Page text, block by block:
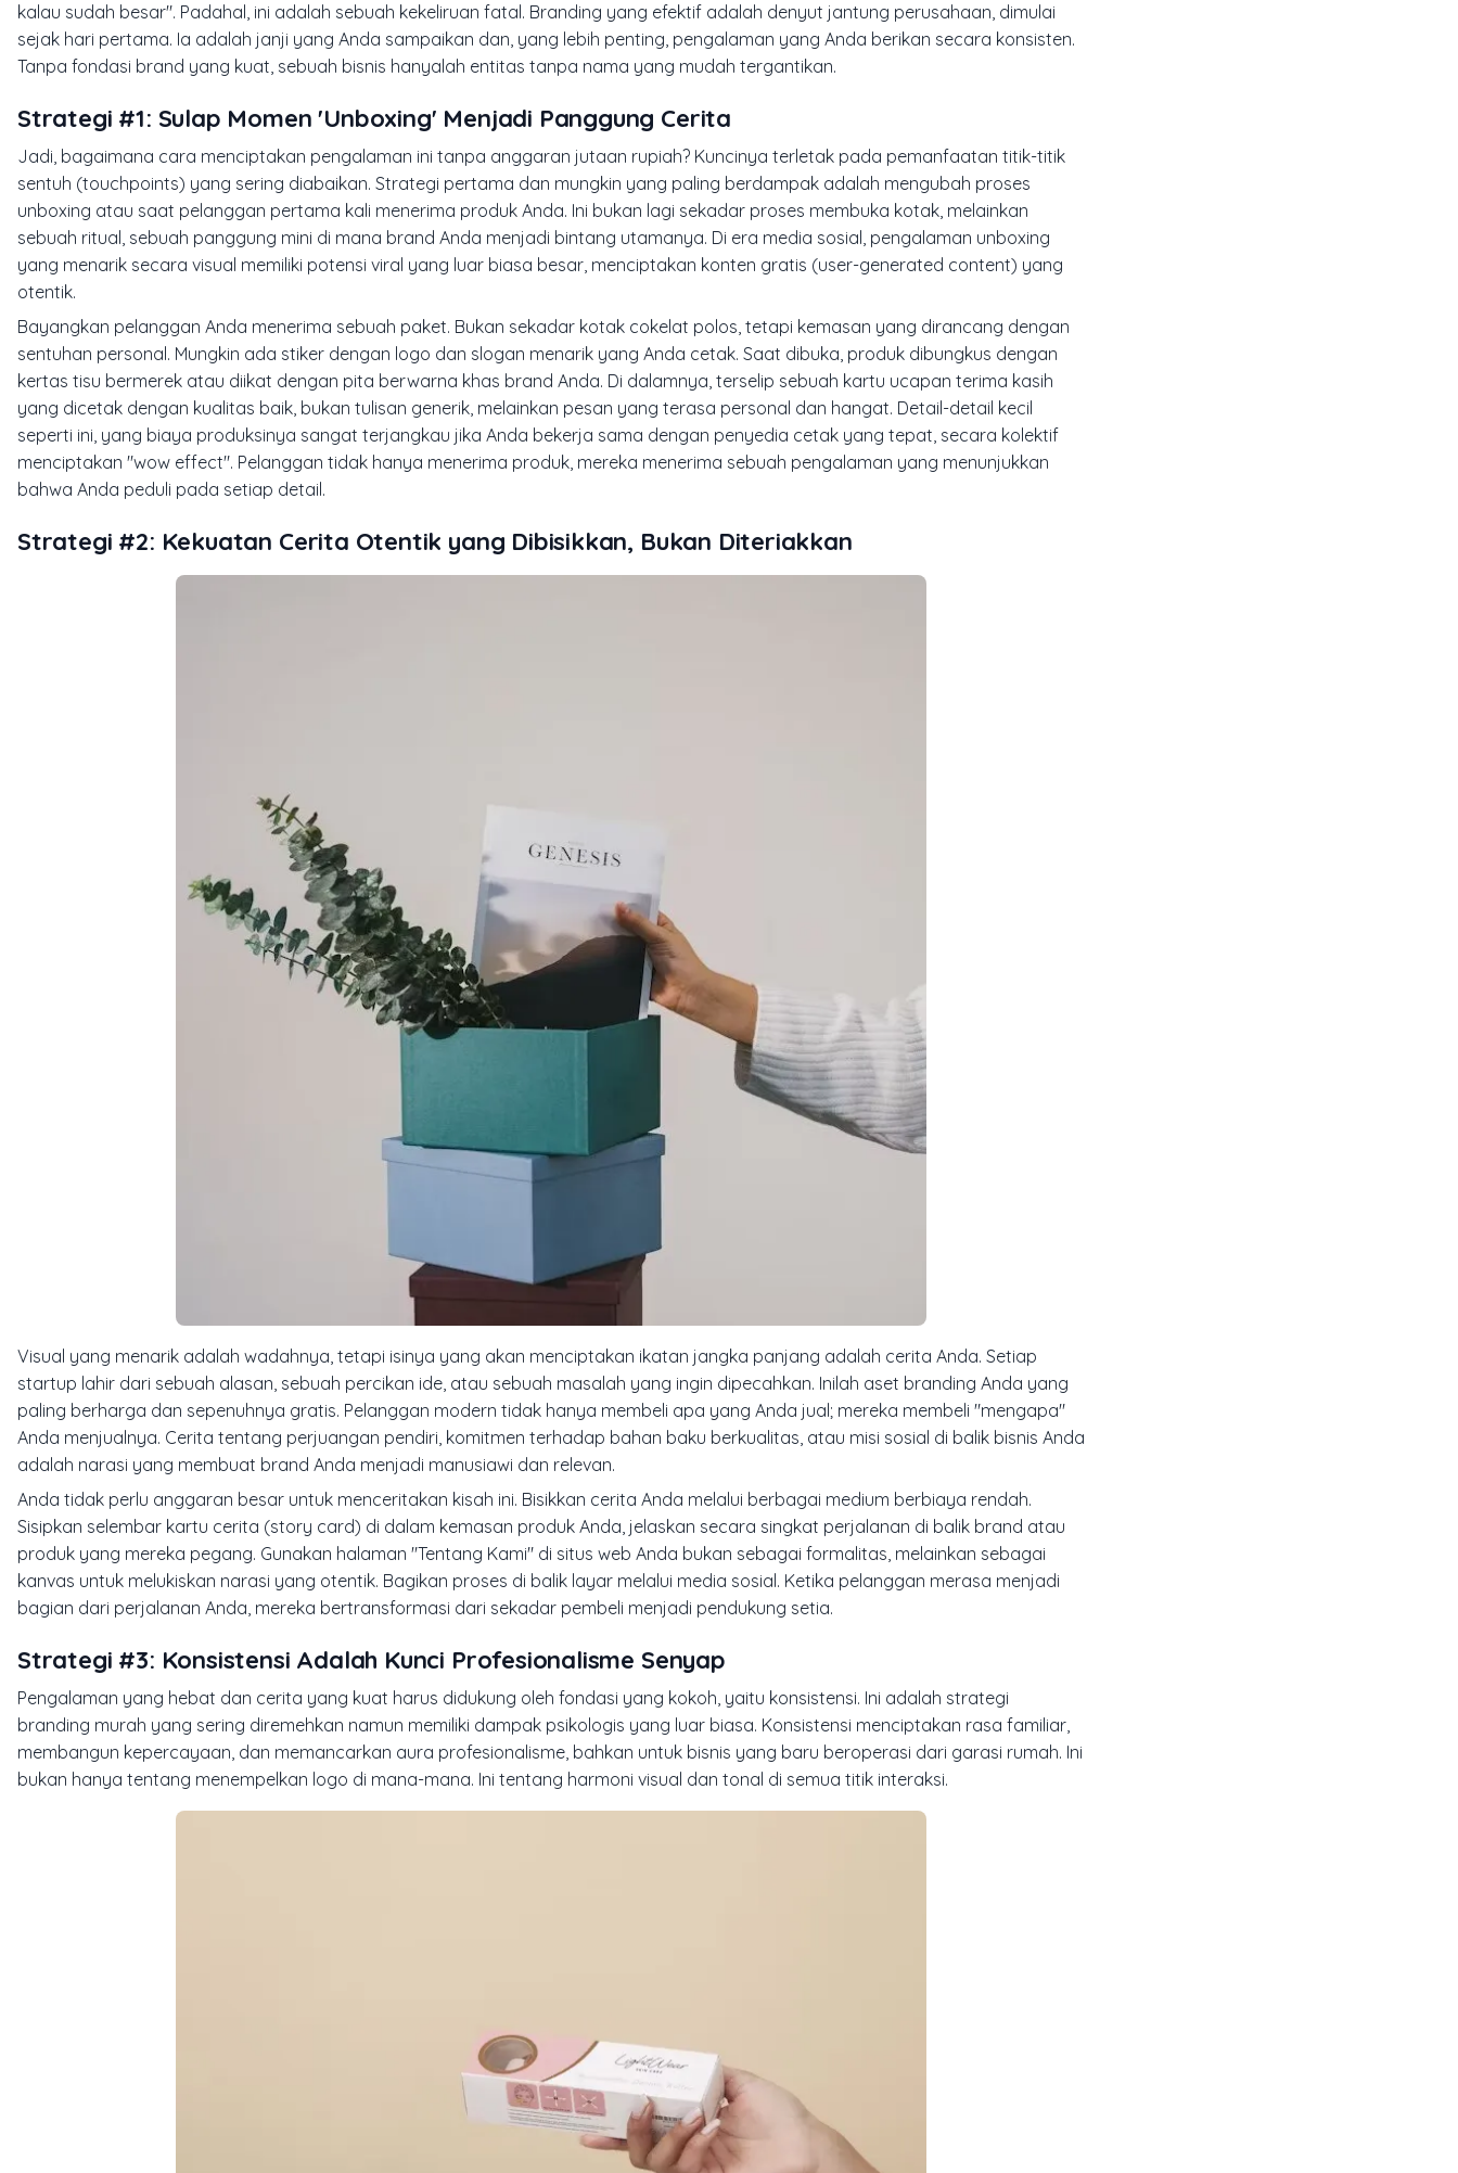
kalau sudah besar". Padahal, ini adalah sebuah kekeliruan fatal. Branding yang efektif adalah denyut jantung perusahaan, dimulai
sejak hari pertama. Ia adalah janji yang Anda sampaikan dan, yang lebih penting, pengalaman yang Anda berikan secara konsisten.
Tanpa fondasi brand yang kuat, sebuah bisnis hanyalah entitas tanpa nama yang mudah tergantikan.
Strategi #1: Sulap Momen 'Unboxing' Menjadi Panggung Cerita
Jadi, bagaimana cara menciptakan pengalaman ini tanpa anggaran jutaan rupiah? Kuncinya terletak pada pemanfaatan titik-titik
sentuh (touchpoints) yang sering diabaikan. Strategi pertama dan mungkin yang paling berdampak adalah mengubah proses
unboxing atau saat pelanggan pertama kali menerima produk Anda. Ini bukan lagi sekadar proses membuka kotak, melainkan
sebuah ritual, sebuah panggung mini di mana brand Anda menjadi bintang utamanya. Di era media sosial, pengalaman unboxing
yang menarik secara visual memiliki potensi viral yang luar biasa besar, menciptakan konten gratis (user-generated content) yang
otentik.
Bayangkan pelanggan Anda menerima sebuah paket. Bukan sekadar kotak cokelat polos, tetapi kemasan yang dirancang dengan
sentuhan personal. Mungkin ada stiker dengan logo dan slogan menarik yang Anda cetak. Saat dibuka, produk dibungkus dengan
kertas tisu bermerek atau diikat dengan pita berwarna khas brand Anda. Di dalamnya, terselip sebuah kartu ucapan terima kasih
yang dicetak dengan kualitas baik, bukan tulisan generik, melainkan pesan yang terasa personal dan hangat. Detail-detail kecil
seperti ini, yang biaya produksinya sangat terjangkau jika Anda bekerja sama dengan penyedia cetak yang tepat, secara kolektif
menciptakan "wow effect". Pelanggan tidak hanya menerima produk, mereka menerima sebuah pengalaman yang menunjukkan
bahwa Anda peduli pada setiap detail.
Strategi #2: Kekuatan Cerita Otentik yang Dibisikkan, Bukan Diteriakkan
Visual yang menarik adalah wadahnya, tetapi isinya yang akan menciptakan ikatan jangka panjang adalah cerita Anda. Setiap
startup lahir dari sebuah alasan, sebuah percikan ide, atau sebuah masalah yang ingin dipecahkan. Inilah aset branding Anda yang
paling berharga dan sepenuhnya gratis. Pelanggan modern tidak hanya membeli apa yang Anda jual; mereka membeli "mengapa"
Anda menjualnya. Cerita tentang perjuangan pendiri, komitmen terhadap bahan baku berkualitas, atau misi sosial di balik bisnis Anda
adalah narasi yang membuat brand Anda menjadi manusiawi dan relevan.
Anda tidak perlu anggaran besar untuk menceritakan kisah ini. Bisikkan cerita Anda melalui berbagai medium berbiaya rendah.
Sisipkan selembar kartu cerita (story card) di dalam kemasan produk Anda, jelaskan secara singkat perjalanan di balik brand atau
produk yang mereka pegang. Gunakan halaman "Tentang Kami" di situs web Anda bukan sebagai formalitas, melainkan sebagai
kanvas untuk melukiskan narasi yang otentik. Bagikan proses di balik layar melalui media sosial. Ketika pelanggan merasa menjadi
bagian dari perjalanan Anda, mereka bertransformasi dari sekadar pembeli menjadi pendukung setia.
Strategi #3: Konsistensi Adalah Kunci Profesionalisme Senyap
Pengalaman yang hebat dan cerita yang kuat harus didukung oleh fondasi yang kokoh, yaitu konsistensi. Ini adalah strategi
branding murah yang sering diremehkan namun memiliki dampak psikologis yang luar biasa. Konsistensi menciptakan rasa familiar,
membangun kepercayaan, dan memancarkan aura profesionalisme, bahkan untuk bisnis yang baru beroperasi dari garasi rumah. Ini
bukan hanya tentang menempelkan logo di mana-mana. Ini tentang harmoni visual dan tonal di semua titik interaksi.